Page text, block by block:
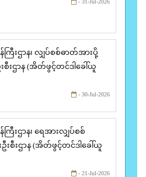
- 31-Jul-2026
ြီးဌာန၊ လျှပ်စစ်ဓာတ်အားပို့
းဌာန (အိတ်ဖွင့်တင်ဒါခေါ်ယူ
- 30-Jul-2026
ြီးဌာန၊ ရေအားလျှပ်စစ်
စီးဌာန (အိတ်ဖွင့်တင်ဒါခေါ်ယူ
- 21-Jul-2026